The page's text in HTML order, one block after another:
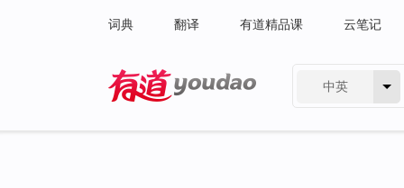
词典 翻译 有道精品课 云笔记
中英